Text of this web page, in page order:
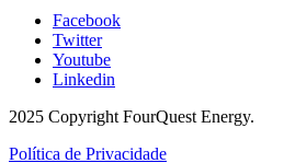
Facebook
Twitter
Youtube
Linkedin
2025 Copyright FourQuest Energy.
Política de Privacidade